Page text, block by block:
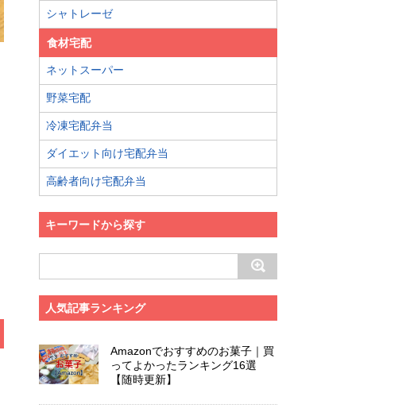
シャトレーゼ
食材宅配
ネットスーパー
野菜宅配
冷凍宅配弁当
ダイエット向け宅配弁当
高齢者向け宅配弁当
キーワードから探す
人気記事ランキング
Amazonでおすすめのお菓子｜買
ってよかったランキング16選
【随時更新】